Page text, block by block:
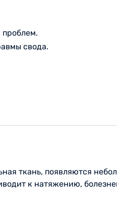
свода.
ткань, появляются
к натяжению,